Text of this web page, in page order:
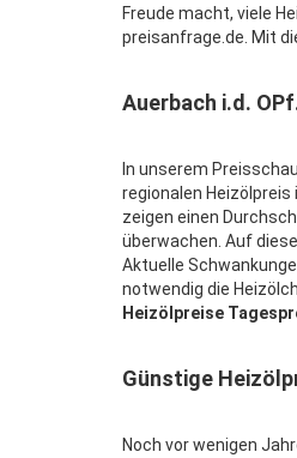
Freude macht, viele
preisanfrage.de. Mit
Auerbach i.d.
In unserem
regionalen
zeigen einen
überwachen. Auf
Aktuelle
notwendig die
Heizölpreise
Günstige
Noch vor wenigen